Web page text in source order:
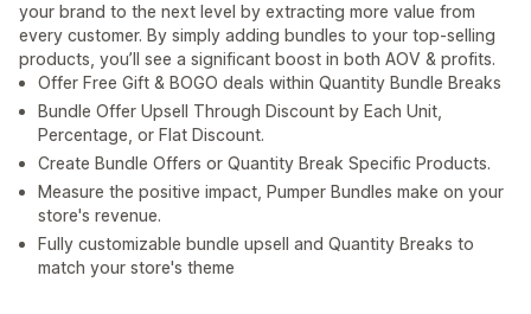
your brand to the next level by extracting more value from
every customer. By simply adding bundles to your top-selling
products, you’ll see a significant boost in both AOV & profits.
Offer Free Gift & BOGO deals within Quantity Bundle Breaks
Bundle Offer Upsell Through Discount by Each Unit,
Percentage, or Flat Discount.
Create Bundle Offers or Quantity Break Specific Products.
Measure the positive impact, Pumper Bundles make on your
store's revenue.
Fully customizable bundle upsell and Quantity Breaks to
match your store's theme